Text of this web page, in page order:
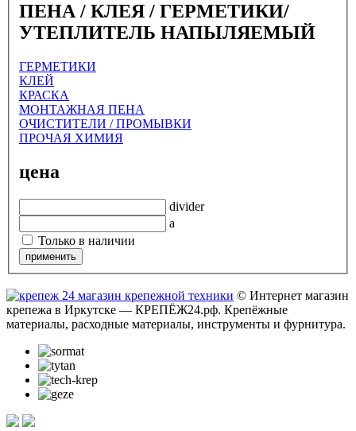
ПЕНА / КЛЕЯ / ГЕРМЕТИКИ/
УТЕПЛИТЕЛЬ НАПЫЛЯЕМЫЙ
ГЕРМЕТИКИ
КЛЕЙ
КРАСКА
МОНТАЖНАЯ ПЕНА
ОЧИСТИТЕЛИ / ПРОМЫВКИ
ПРОЧАЯ ХИМИЯ
цена
divider
a
Только в наличии
© Интернет магазин
крепежа в Иркутске — КРЕПЁЖ24.рф. Крепёжные
материалы, расходные материалы, инструменты и фурнитура.